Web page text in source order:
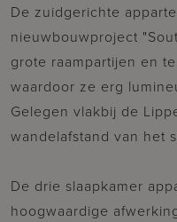
De zuidgerichte
nieuwbouwproject
grote raampartijen en
waardoor ze erg
Gelegen vlakbij de
wandelafstand van het
De drie slaapkamer
hoogwaardige